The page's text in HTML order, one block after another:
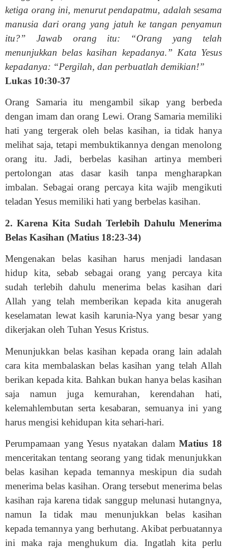
ketiga orang ini, menurut pendapatmu, adalah sesama
manusia dari orang yang jatuh ke tangan penyamun
itu?” Jawab orang itu: “Orang yang telah
menunjukkan belas kasihan kepadanya.” Kata Yesus
kepadanya: “Pergilah, dan perbuatlah demikian!”
Lukas 10:30-37
Orang Samaria itu mengambil sikap yang berbeda
dengan imam dan orang Lewi. Orang Samaria memiliki
hati yang tergerak oleh belas kasihan, ia tidak hanya
melihat saja, tetapi membuktikannya dengan menolong
orang itu. Jadi, berbelas kasihan artinya memberi
pertolongan atas dasar kasih tanpa mengharapkan
imbalan. Sebagai orang percaya kita wajib mengikuti
teladan Yesus memiliki hati yang berbelas kasihan.
2. Karena Kita Sudah Terlebih Dahulu Menerima
Belas Kasihan (Matius 18:23-34)
Mengenakan belas kasihan harus menjadi landasan
hidup kita, sebab sebagai orang yang percaya kita
sudah terlebih dahulu menerima belas kasihan dari
Allah yang telah memberikan kepada kita anugerah
keselamatan lewat kasih karunia-Nya yang besar yang
dikerjakan oleh Tuhan Yesus Kristus.
Menunjukkan belas kasihan kepada orang lain adalah
cara kita membalaskan belas kasihan yang telah Allah
berikan kepada kita. Bahkan bukan hanya belas kasihan
saja namun juga kemurahan, kerendahan hati,
kelemahlembutan serta kesabaran, semuanya ini yang
harus mengisi kehidupan kita sehari-hari.
Perumpamaan yang Yesus nyatakan dalamMatius 18
menceritakan tentang seorang yang tidak menunjukkan
belas kasihan kepada temannya meskipun dia sudah
menerima belas kasihan. Orang tersebut menerima belas
kasihan raja karena tidak sanggup melunasi hutangnya,
namun Ia tidak mau menunjukkan belas kasihan
kepada temannya yang berhutang. Akibat perbuatannya
ini maka raja menghukum dia. Ingatlah kita perlu